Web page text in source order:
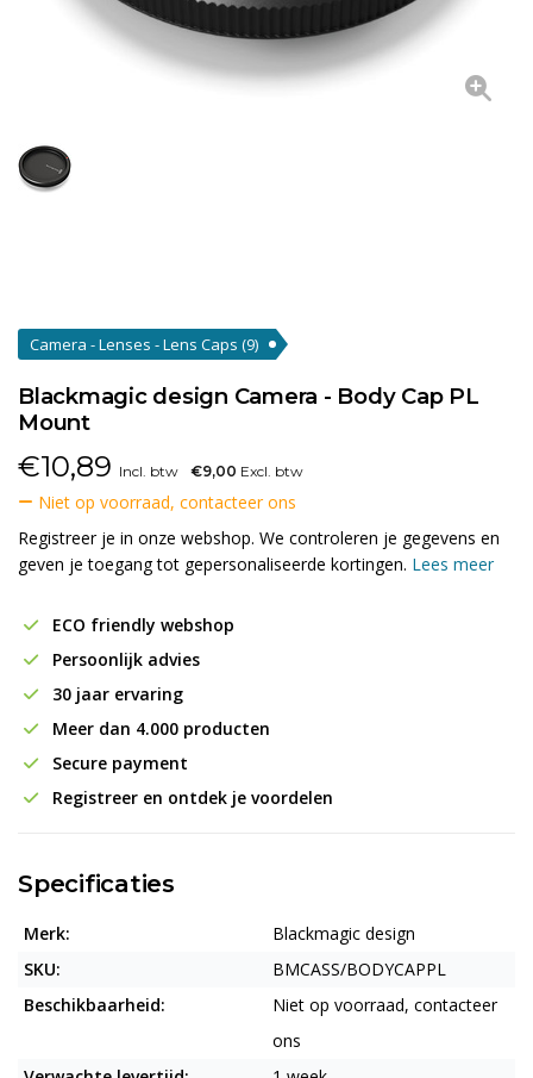
Camera - Lenses - Lens Caps (9)
Blackmagic design Camera - Body Cap PL
Mount
€10,89 Incl. btw €9,00 Excl. btw
Niet op voorraad, contacteer ons
Registreer je in onze webshop. We controleren je gegevens en
geven je toegang tot gepersonaliseerde kortingen. Lees meer
ECO friendly webshop
Persoonlijk advies
30 jaar ervaring
Meer dan 4.000 producten
Secure payment
Registreer en ontdek je voordelen
Specificaties
Merk:
Blackmagic design
SKU:
BMCASS/BODYCAPPL
Beschikbaarheid:
Niet op voorraad, contacteer
ons